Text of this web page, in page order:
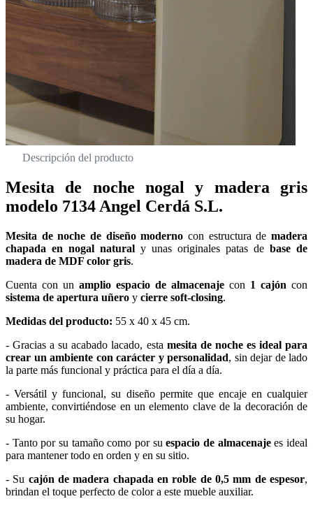
Descripción del producto
Mesita de noche nogal y madera gris
modelo 7134 Angel Cerdá S.L.
Mesita de noche de diseño moderno con estructura demadera
chapada en nogal natural y unas originales patas de base de
madera de MDF color gris.
Cuenta con un amplio espacio de almacenaje con 1 cajón con
sistema de apertura uñero y cierre soft-closing.
Medidas del producto: 55 x 40 x 45 cm.
- Gracias a su acabado lacado, esta mesita de noche es ideal para
crear un ambiente con carácter y personalidad, sin dejar de lado
la parte más funcional y práctica para el día a día.
- Versátil y funcional, su diseño permite que encaje en cualquier
ambiente, convirtiéndose en un elemento clave de la decoración de
su hogar.
- Tanto por su tamaño como por suespacio de almacenajees ideal
para mantener todo en orden y en su sitio.
- Su cajón de madera chapada en roble de 0,5 mm de espesor,
brindan el toque perfecto de color a este mueble auxiliar.